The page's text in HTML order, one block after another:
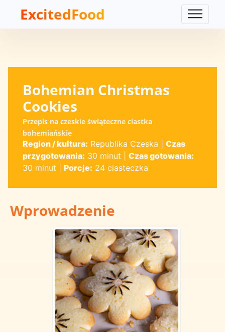
ExcitedFood
Bohemian Christmas
Cookies
Przepis na czeskie świąteczne ciastka
bohemiańskie
Region / kultura: Republika Czeska
Czas
przygotowania: 30 minut
Czas gotowania:
30 minut
Porcje: 24 ciasteczka
Wprowadzenie